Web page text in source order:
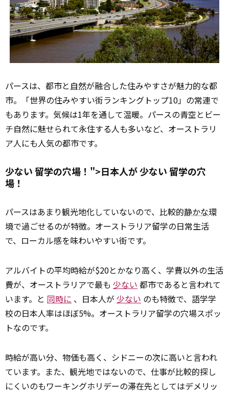
パースは、都市と 自然が融合した住みやすさが魅力的な都
市。「世界の住みやすい街ランキングトップ10」の常連で
もあります。気候は1年を通して温暖。パースの青空とビー
チ自然に魅せられて永住する人も多いなど、オーストラリ
ア人にも人気の都市です。
少ない 留学の穴場！">日本人が少ない留学の穴
場！
パースはあまり観光地化していないので、比較的静かな環
境で過ごせるのが特徴。オーストラリア留学の日常生活
で、ローカル感を味わいやすい街です。
アルバイトの平均時給が$20とかなり高く、学費以外の生活
費が、オーストラリアで最も 少ない 都市であると言われて
います。と 同時に 、日本人が 少ない のも特徴で、語学学
校の日本人率はほぼ5%。オーストラリア留学の穴場スポッ
トなのです。
時給が高い分、物価も高く、シドニーの次に高いと言われ
ています。また、観光地ではないので、仕事が比較的探し
にくいのもワーキングホリデーの滞在先としてはデメリッ